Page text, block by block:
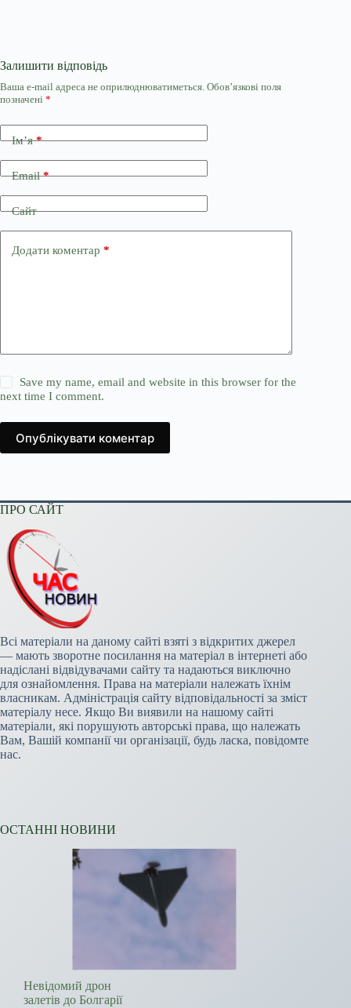
Залишити відповідь
Ваша e-mail адреса не оприлюднюватиметься. Обов’язкові поля
позначені *
Ім’я*
Email*
Сайт
Додати коментар *
Save my name, email and website in this browser for the
next time I comment.
Опублікувати коментар
ПРО САЙТ
Всі матеріали на даному сайті взяті з відкритих джерел
— мають зворотне посилання на матеріал в інтернеті або
надіслані відвідувачами сайту та надаються виключно
для ознайомлення. Права на матеріали належать їхнім
власникам. Адміністрація сайту відповідальності за зміст
матеріалу несе. Якщо Ви виявили на нашому сайті
матеріали, які порушують авторські права, що належать
Вам, Вашій компанії чи організації, будь ласка, повідомте
нас.
ОСТАННІ НОВИНИ
Невідомий дрон
залетів до Болгарії